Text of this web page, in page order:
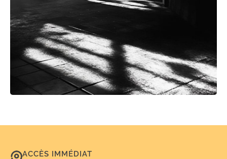
ACCÈS IMMÉDIAT